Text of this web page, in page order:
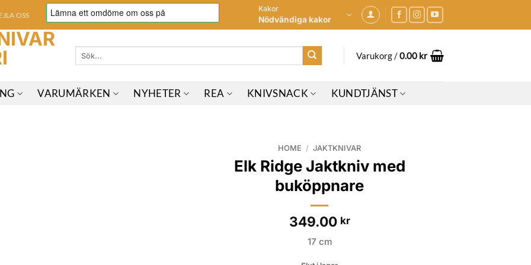
OSS
Kakor
Nödvändiga kakor
Sök
Varukorg /0.00 kr
VARUMÄRKEN NYHETER REA KNIVSNACK KUNDTJÄNST
HOME / JAKTKNIVAR
Elk Ridge Jaktkniv med
buköppnare
349.00 kr
17 cm